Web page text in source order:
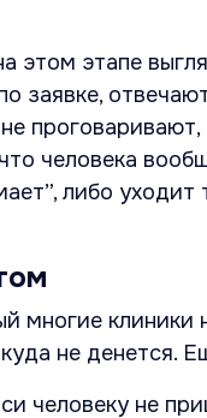
этом этапе
заявке,
человека
либо уходит
многие
не денется.
человеку не